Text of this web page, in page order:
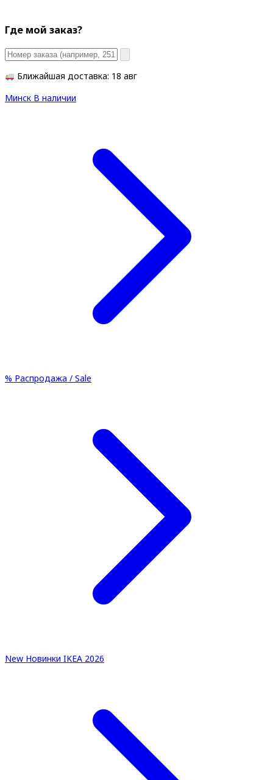
Где мой заказ?
Ближайшая доставка: 18 авг
Минск В наличии
% Распродажа / Sale
New Новинки IKEA 2026